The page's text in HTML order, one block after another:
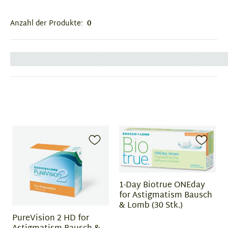
Anzahl der Produkte: 0
PureVision 2 HD for
1-Day Biotrue ONEday
for Astigmatism Bausch
& Lomb (30 Stk.)